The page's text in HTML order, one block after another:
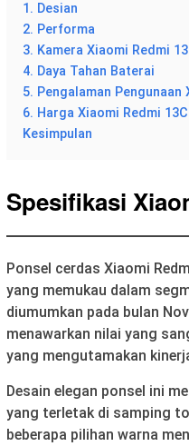
1. Desian
2. Performa
3. Kamera Xiaomi Redmi
4. Daya Tahan Baterai
5. Pengalaman Pengunaan
6. Harga Xiaomi Redmi 13C
Kesimpulan
Spesifikasi
Ponsel cerdas Xiaomi
yang memukau dalam
diumumkan pada bulan
menawarkan nilai yang
yang mengutamakan
Desain elegan ponsel ini
yang terletak di samping
beberapa pilihan warna